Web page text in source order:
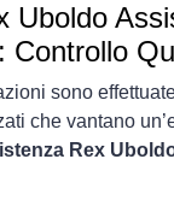
Uboldo
Controllo
sono
che vantano
Rex